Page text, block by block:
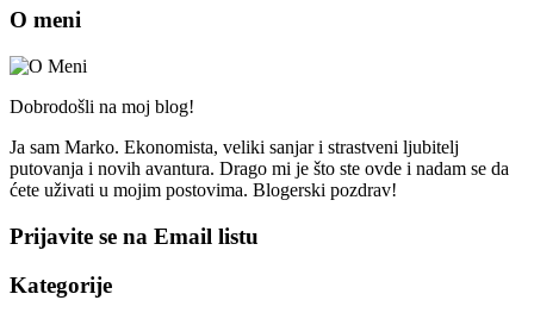
O meni
Dobrodošli na moj blog!
Ja sam Marko. Ekonomista, veliki sanjar i strastveni ljubitelj
putovanja i novih avantura. Drago mi je što ste ovde i nadam se da
ćete uživati u mojim postovima. Blogerski pozdrav!
Prijavite se na Email listu
Kategorije